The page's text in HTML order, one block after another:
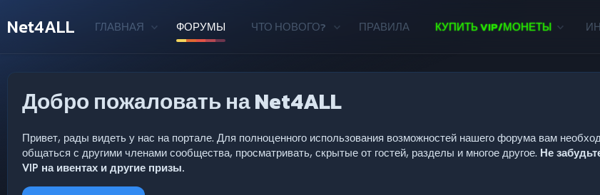
Net4ALL ГЛАВНАЯ ФОРУМЫ ЧТО НОВОГО? ПРАВИЛА КУПИТЬ VIP/МОНЕТЫ
Добро пожаловать на Net4ALL
Привет, рады видеть у нас на портале. Для полноценного использования возможностей нашего форума вам
общаться с другими членами сообщества, просматривать, скрытые от гостей, разделы и многое другое. Не
VIP на ивентах и другие призы.